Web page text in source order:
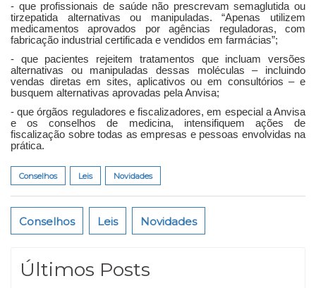
- que profissionais de saúde não prescrevam semaglutida ou
tirzepatida alternativas ou manipuladas. “Apenas utilizem
medicamentos aprovados por agências reguladoras, com
fabricação industrial certificada e vendidos em farmácias”;
- que pacientes rejeitem tratamentos que incluam versões
alternativas ou manipuladas dessas moléculas – incluindo
vendas diretas em sites, aplicativos ou em consultórios – e
busquem alternativas aprovadas pela Anvisa;
- que órgãos reguladores e fiscalizadores, em especial a Anvisa
e os conselhos de medicina, intensifiquem ações de
fiscalização sobre todas as empresas e pessoas envolvidas na
prática.
Conselhos Leis Novidades
Conselhos Leis Novidades
Últimos Posts